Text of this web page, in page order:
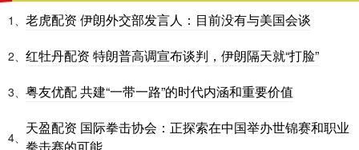
1、 老虎配资 伊朗外交部发言人：目前没有与美国会谈
2、 红牡丹配资 特朗普高调宣布谈判，伊朗隔天就“打脸”
3、 粤友优配 共建“一带一路”的时代内涵和重要价值
4、
天盈配资 国际拳击协会：正探索在中国举办世锦赛和职业